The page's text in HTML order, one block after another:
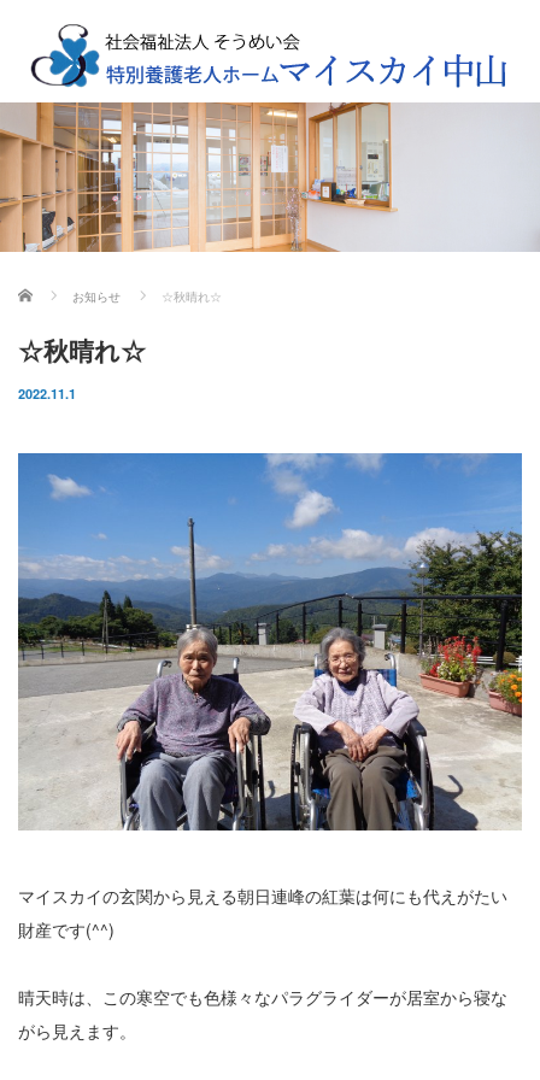
ホーム お知らせ ☆秋晴れ☆
☆秋晴れ☆
2022.11.1
マイスカイの玄関から見える朝日連峰の紅葉は何にも代えがたい
財産です(^^)
晴天時は、この寒空でも色様々なパラグライダーが居室から寝な
がら見えます。